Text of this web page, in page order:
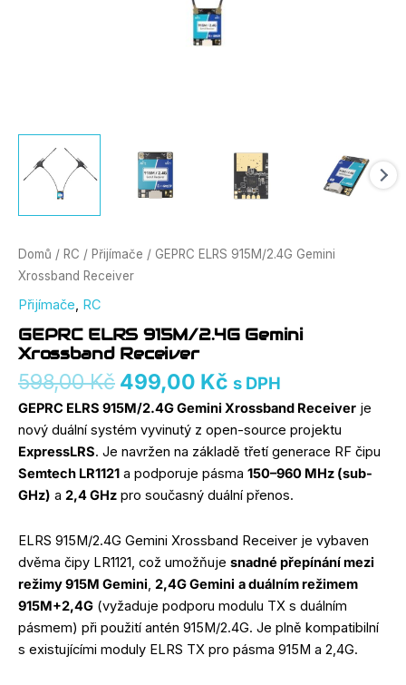
Domů / RC / Přijímače / GEPRC ELRS 915M/2.4G Gemini
Xrossband Receiver
Přijímače, RC
GEPRC ELRS 915M/2.4G Gemini
Xrossband Receiver
598,00Kč 499,00 Kč s DPH
GEPRC ELRS 915M/2.4G Gemini Xrossband Receiver je
nový duální systém vyvinutý z open-source projektu
ExpressLRS. Je navržen na základě třetí generace RF čipu
Semtech LR1121 a podporuje pásma 150–960 MHz (sub-
GHz) a 2,4 GHz pro současný duální přenos.
ELRS 915M/2.4G Gemini Xrossband Receiver je vybaven
dvěma čipy LR1121, což umožňuje snadné přepínání mezi
režimy 915M Gemini, 2,4G Gemini a duálním režimem
915M+2,4G (vyžaduje podporu modulu TX s duálním
pásmem) při použití antén 915M/2.4G. Je plně kompatibilní
s existujícími moduly ELRS TX pro pásma 915M a 2,4G.